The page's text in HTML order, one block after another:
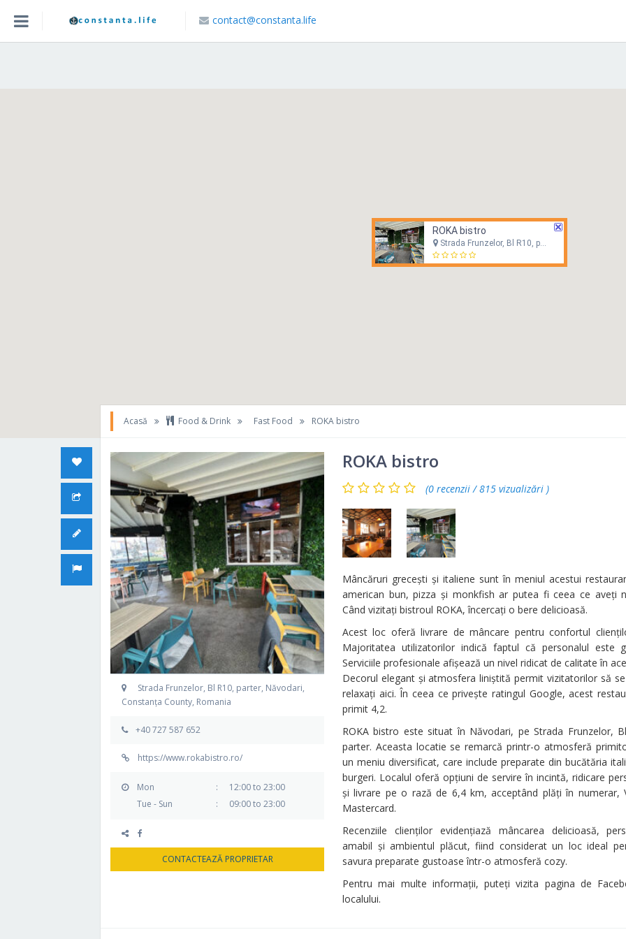
contact@constanta.life
ROKA bistro
Strada Frunzelor, Bl R10, parter, Năvodari, Constanța County, Romania
Acasă Food & Drink Fast Food ROKA bistro
Strada Frunzelor, Bl R10, parter, Năvodari,
Constanța County, Romania
+40 727 587 652
https://www.rokabistro.ro/
Mon :
12:00 to 23:00
Tue - Sun
: 09:00 to 23:00
CONTACTEAZĂ PROPRIETAR
ROKA bistro
(0 recenzii / 815 vizualizări )
Mâncăruri grecești și italiene sunt în meniul acestui
american bun, pizza și monkfish ar putea fi ceea ce aveți
Când vizitați bistroul ROKA, încercați o bere delicioasă.
Acest loc oferă livrare de mâncare pentru confortul
Majoritatea utilizatorilor indică faptul că personalul este
Serviciile profesionale afișează un nivel ridicat de calitate în
Decorul elegant și atmosfera liniștită permit vizitatorilor să
relaxați aici. În ceea ce privește ratingul Google, acest
primit 4,2.
ROKA bistro este situat în Năvodari, pe Strada Frunzelor,
parter. Aceasta locatie se remarcă printr-o atmosferă
un meniu diversificat, care include preparate din bucătăria
burgeri. Localul oferă opțiuni de servire în incintă, ridicare
și livrare pe o rază de 6,4 km, acceptând plăți în numerar,
Mastercard.
Recenziile clienților evidențiază mâncarea delicioasă,
amabil și ambientul plăcut, fiind considerat un loc ideal
savura preparate gustoase într-o atmosferă cozy.
Pentru mai multe informații, puteți vizita pagina de
localului.